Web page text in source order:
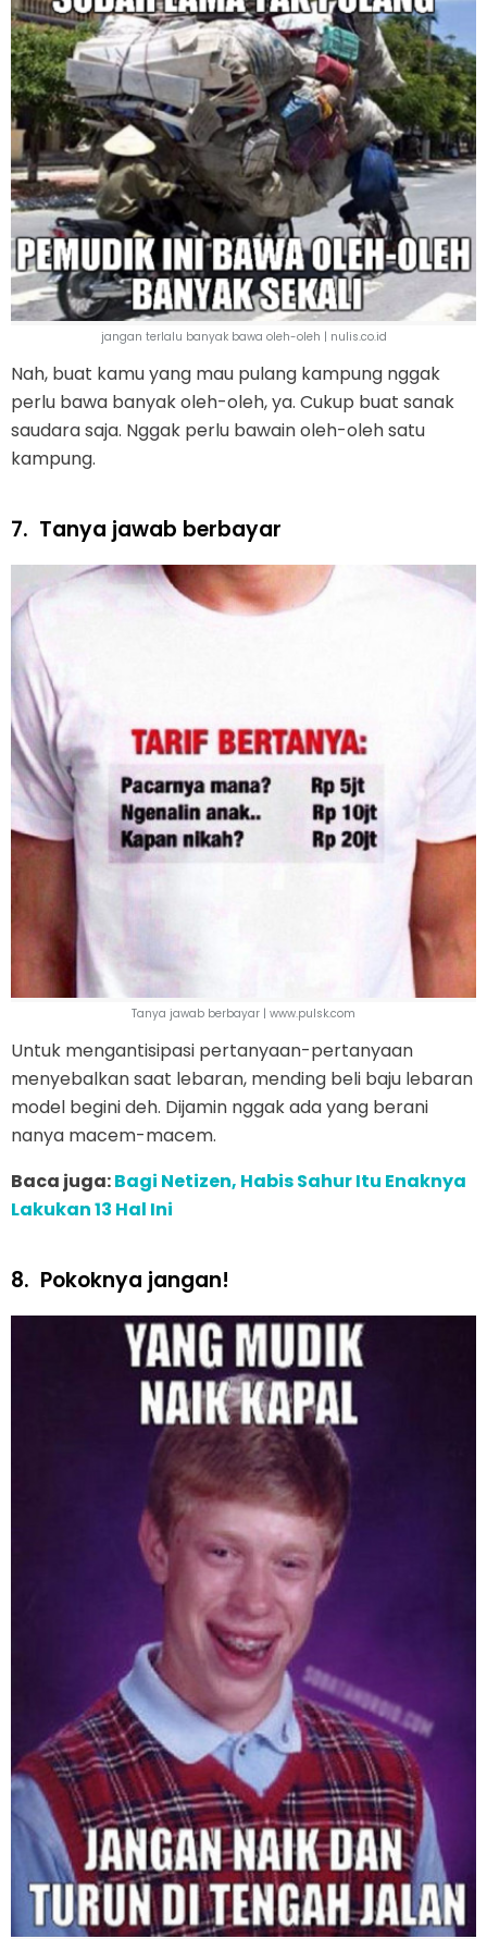
jangan terlalu banyak bawa oleh-oleh | nulis.co.id
Nah, buat kamu yang mau pulang kampung nggak
perlu bawa banyak oleh-oleh, ya. Cukup buat sanak
saudara saja. Nggak perlu bawain oleh-oleh satu
kampung.
7. Tanya jawab berbayar
Tanya jawab berbayar | www.pulsk.com
Untuk mengantisipasi pertanyaan-pertanyaan
menyebalkan saat lebaran, mending beli baju lebaran
model begini deh. Dijamin nggak ada yang berani
nanya macem-macem.
Baca juga:Bagi Netizen, Habis Sahur Itu Enaknya
Lakukan 13 Hal Ini
8. Pokoknya jangan!